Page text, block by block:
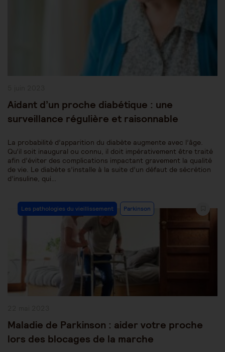
Aidant d’un proche diabétique : une
surveillance régulière et raisonnable
La probabilité d’apparition du diabète augmente avec l’âge.
Qu’il soit inaugural ou connu, il doit impérativement être traité
afin d’éviter des complications impactant gravement la qualité
de vie. Le diabète s’installe à la suite d’un défaut de sécrétion
d’insuline, qui…
Post
Category:
Les pathologies du vieillissement Parkinson
Maladie de Parkinson : aider votre proche
lors des blocages de la marche